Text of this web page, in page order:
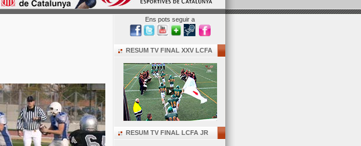
Ens pots seguir a
RESUM TV FINAL XXV LCFA
RESUM TV FINAL LCFA JR